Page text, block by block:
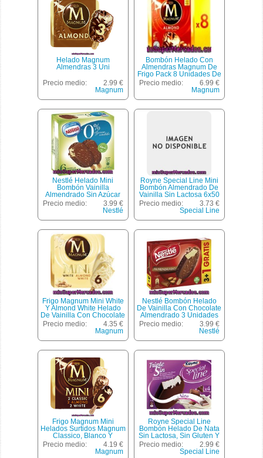
Helado Magnum
Almendras 3 Uni
Precio medio:
2.99 €
Magnum
Bombón Helado Con
Almendras Magnum De
Frigo Pack 8 Unidades De
120 Mililitros
Precio medio:
6.99 €
Magnum
Nestlé Helado Mini
Bombón Vainilla
Almendrado Sin Azúcar
Caja162 Gr
Precio medio:
3.99 €
Nestlé
Royne Special Line Mini
Bombón Almendrado De
Vainilla Sin Lactosa 6x50
Ml Estuche 300 Ml
Precio medio:
3.73 €
Special Line
Frigo Magnum Mini White
Y Almond White Helado
De Vainilla Con Chocolate
Blanco 6 Unidades
Estuche 360 Ml
Precio medio:
4.35 €
Magnum
Nestlé Bombón Helado
De Vainilla Con Chocolate
Almendrado 3 Unidades
Estuche 460 Ml + 1 Gratis
Precio medio:
3.99 €
Nestlé
Frigo Magnum Mini
Helados Surtidos Magnum
Classico, Blanco Y
Almendras 6 Unidades
Estuche 360 Ml
Precio medio:
4.19 €
Magnum
Royne Special Line
Bombón Helado De Nata
Sin Lactosa, Sin Gluten Y
Sin Azúcar Añádido 4
Unidades Estuche 110 Ml
Precio medio:
2.99 €
Special Line